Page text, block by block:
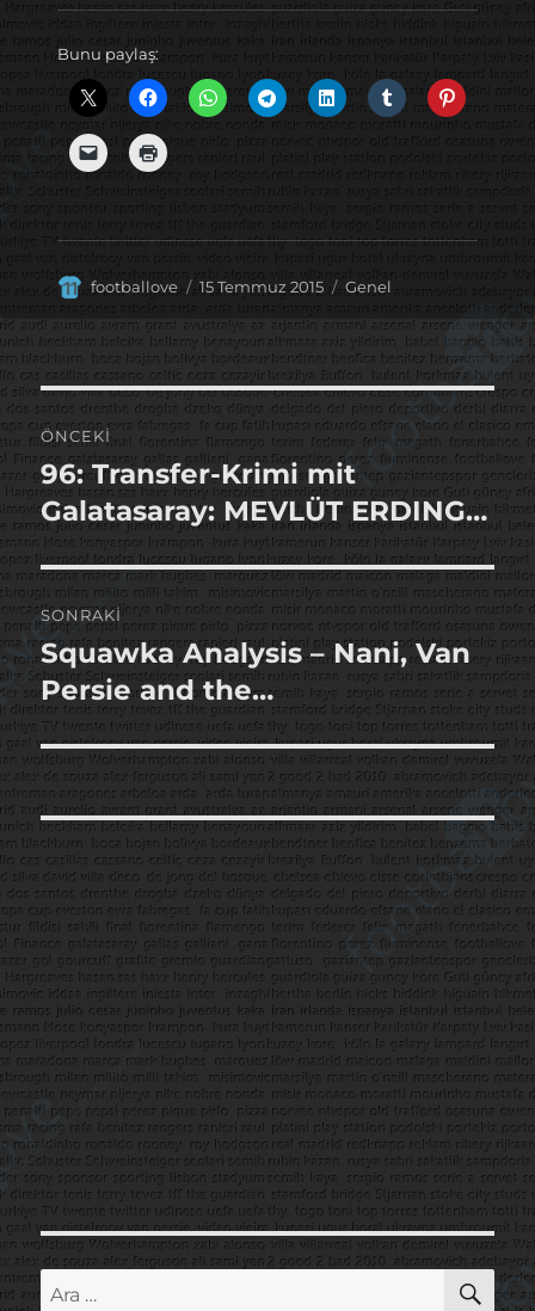
Bunu paylaş:
Yazar
footballove
Yayın
15 Temmuz 2015 Kategoriler
Genel
Yazı
gezinmesi
ÖNCEKI
Önceki
yazı:
96: Transfer-Krimi mit
Galatasaray: MEVLÜT ERDING…
SONRAKI
Sonraki
yazı:
Squawka Analysis – Nani, Van
Persie and the…
Ara: